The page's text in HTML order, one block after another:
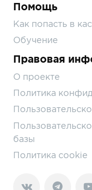
Помощь
Как попасть в
Обучение
Правовая
О проекте
Политика
базы
Политика cookie